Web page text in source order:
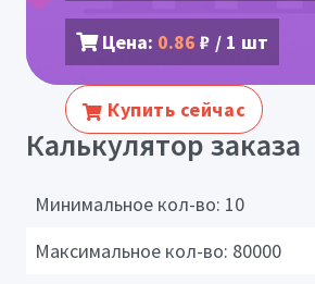
Цена: 0.86 ₽ / 1 шт
Купить сейчас
Калькулятор заказа
Минимальное кол-во: 10
Максимальное кол-во: 80000